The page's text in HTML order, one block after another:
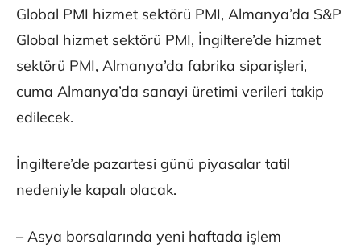
Global PMI hizmet sektörü PMI, Almanya’da S&P
Global hizmet sektörü PMI, İngiltere’de hizmet
sektörü PMI, Almanya’da fabrika siparişleri,
cuma Almanya’da sanayi üretimi verileri takip
edilecek.
İngiltere’de pazartesi günü piyasalar tatil
nedeniyle kapalı olacak.
– Asya borsalarında yeni haftada işlem